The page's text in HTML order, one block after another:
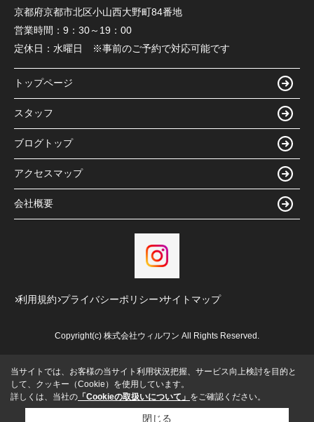
京都府京都市北区小山西大野町84番地
営業時間： 9：30～19：00
定休日： 水曜日 ※事前のご予約で対応可能です
トップページ
スタッフ
ブログトップ
アクセスマップ
会社概要
利用規約 プライバシーポリシー サイトマップ
Copyright(c) 株式会社ウィルワン All Rights Reserved.
当サイトでは、お客様の当サイト利用状況把握、サービス向上検討を目的と
して、クッキー（Cookie）を使用しています。
詳しくは、当社の 「Cookieの取扱いについて」 をご確認ください。
閉じる